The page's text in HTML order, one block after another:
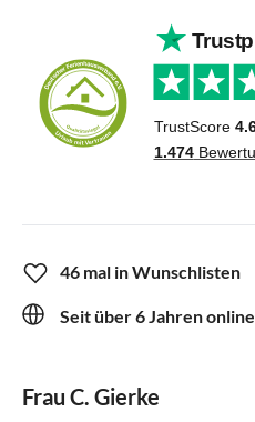
46 mal in Wunschlisten
Seit über 6 Jahren online
Frau C. Gierke